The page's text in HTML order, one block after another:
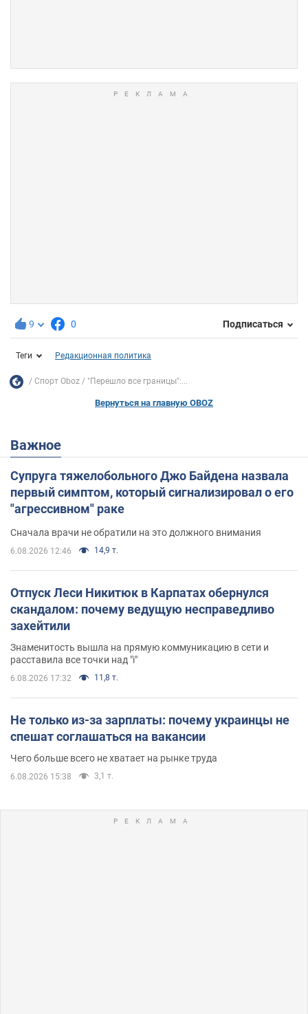
9 0 Подписаться
Теги Редакционная политика
Спорт Oboz "Перешло все границы":...
Вернуться на главную OBOZ
Важное
Супруга тяжелобольного Джо Байдена назвала
первый симптом, который сигнализировал о его
"агрессивном" раке
Сначала врачи не обратили на это должного внимания
6.08.2026 12:46 14,9 т.
Отпуск Леси Никитюк в Карпатах обернулся
скандалом: почему ведущую несправедливо
захейтили
Знаменитость вышла на прямую коммуникацию в сети и
расставила все точки над "i"
6.08.2026 17:32 11,8 т.
Не только из-за зарплаты: почему украинцы не
спешат соглашаться на вакансии
Чего больше всего не хватает на рынке труда
6.08.2026 15:38 3,1 т.